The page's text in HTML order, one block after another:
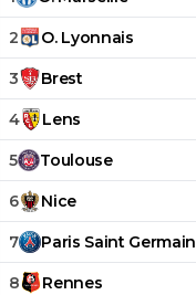
2 O. Lyonnais
3 Brest
4 Lens
5 Toulouse
6 Nice
7 Paris Saint Germain
8 Rennes